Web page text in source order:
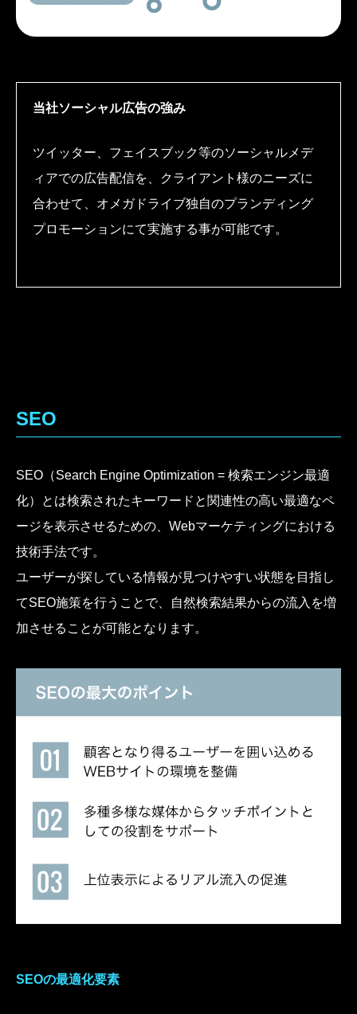
当社ソーシャル広告の強み
ツイッター、フェイスブック等のソーシャルメデ
ィアでの広告配信を、クライアント様のニーズに
合わせて、オメガドライブ独自のプランディング
プロモーションにて実施する事が可能です。
SEO
SEO（Search Engine Optimization = 検索エンジン最適
化）とは検索されたキーワードと関連性の高い最適なペ
ージを表示させるための、Webマーケティングにおける
技術手法です。
ユーザーが探している情報が見つけやすい状態を目指し
てSEO施策を行うことで、自然検索結果からの流入を増
加させることが可能となります。
SEOの最適化要素